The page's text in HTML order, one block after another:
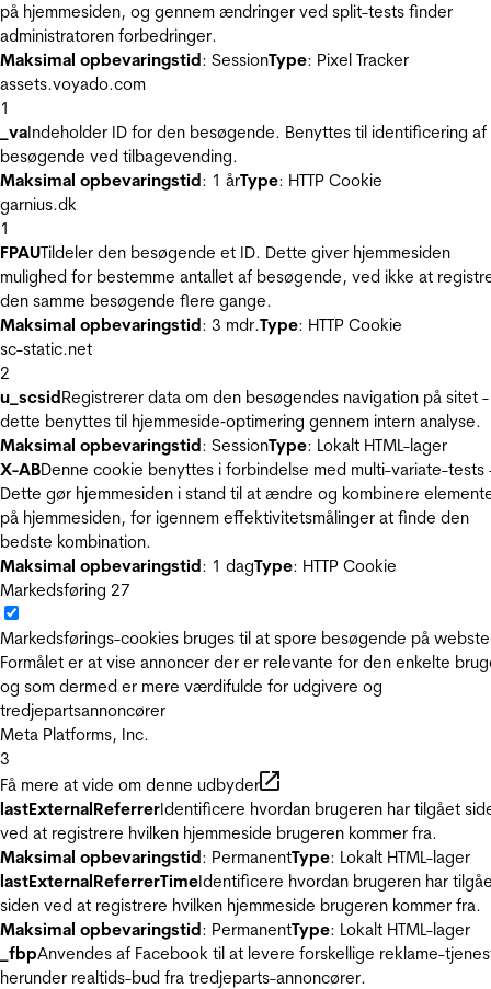
på hjemmesiden, og gennem ændringer ved split-tests finder
administratoren forbedringer.
Maksimal opbevaringstid: SessionType: Pixel Tracker
assets.voyado.com
1
_vaIndeholder ID for den besøgende. Benyttes til identificering af
besøgende ved tilbagevending.
Maksimal opbevaringstid: 1 årType: HTTP Cookie
garnius.dk
1
FPAUTildeler den besøgende et ID. Dette giver hjemmesiden
mulighed for bestemme antallet af besøgende, ved ikke at
den samme besøgende flere gange.
Maksimal opbevaringstid: 3 mdr.Type: HTTP Cookie
sc-static.net
2
u_scsidRegistrerer data om den besøgendes navigation på sitet -
dette benyttes til hjemmeside‐optimering gennem intern analyse.
Maksimal opbevaringstid: SessionType: Lokalt HTML-lager
X-ABDenne cookie benyttes i forbindelse med multi-variate-tests
Dette gør hjemmesiden i stand til at ændre og kombinere
på hjemmesiden, for igennem effektivitetsmålinger at finde den
bedste kombination.
Maksimal opbevaringstid: 1 dagType: HTTP Cookie
Markedsføring 27
Markedsførings-cookies bruges til at spore besøgende på
Formålet er at vise annoncer der er relevante for den enkelte
og som dermed er mere værdifulde for udgivere og
tredjepartsannoncører
Meta Platforms, Inc.
3
Få mere at vide om denne udbyder
lastExternalReferrerIdentificere hvordan brugeren har tilgået
ved at registrere hvilken hjemmeside brugeren kommer fra.
Maksimal opbevaringstid: PermanentType: Lokalt HTML-lager
lastExternalReferrerTimeIdentificere hvordan brugeren har
siden ved at registrere hvilken hjemmeside brugeren kommer fra.
Maksimal opbevaringstid: PermanentType: Lokalt HTML-lager
_fbpAnvendes af Facebook til at levere forskellige reklame-
herunder realtids-bud fra tredjeparts-annoncører.